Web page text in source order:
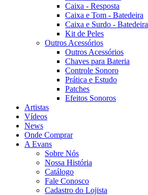
Caixa - Resposta
Caixa e Tom - Batedeira
Caixa e Surdo - Batedeira
Kit de Peles
Outros Acessórios
Outros Acessórios
Chaves para Bateria
Controle Sonoro
Prática e Estudo
Patches
Efeitos Sonoros
Artistas
Vídeos
News
Onde Comprar
A Evans
Sobre Nós
Nossa História
Catálogo
Fale Conosco
Cadastro do Lojista